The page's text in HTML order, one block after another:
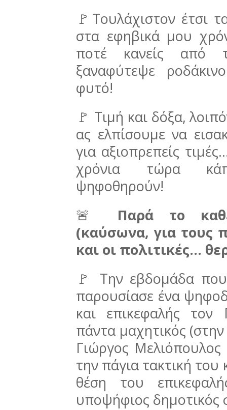
🚩Τουλάχιστον έτσι
στα εφηβικά μου
ποτέ κανείς από
ξαναφύτεψε
φυτό!
🚩 Τιμή και δόξα,
ας ελπίσουμε να
για αξιοπρεπείς
χρόνια τώρα
ψηφοθηρούν!
🚨 Παρά το
(καύσωνα, για τους
και οι πολιτικές…
🚩 Την εβδομάδα
παρουσίασε ένα
και επικεφαλής
πάντα μαχητικός
Γιώργος Μελιόπουλος
την πάγια τακτική
θέση του
υποψήφιος